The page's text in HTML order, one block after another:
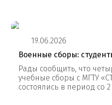
19.06.2026
Военные сборы:
Рады сообщить, что
учебные сборы с МГТУ
состоялись в период со